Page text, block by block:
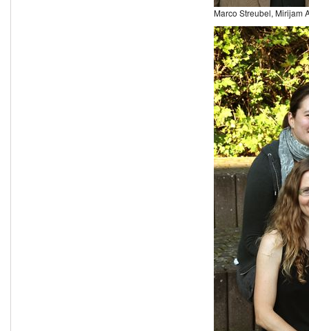
Marco Streubel, Mirijam